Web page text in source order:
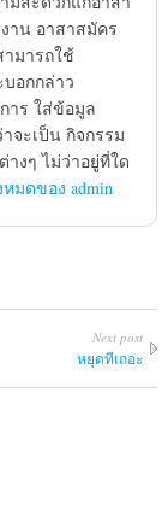
าน อาสาสมัคร
มารถใช้
อกกล่าว
าร ใส่ข้อมูล
จะเป็น กิจกรรม
งๆ ไม่ว่าอยู่ที่ใด
มดของ admin
Next post
หยุดทีเถอะ